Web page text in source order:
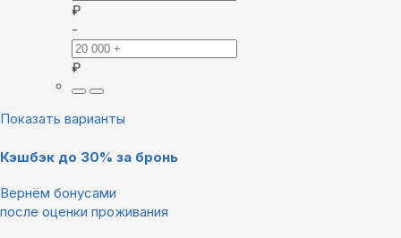
₽
-
₽
Показать варианты
Кэшбэк до 30% за бронь
Вернём бонусами
после оценки проживания